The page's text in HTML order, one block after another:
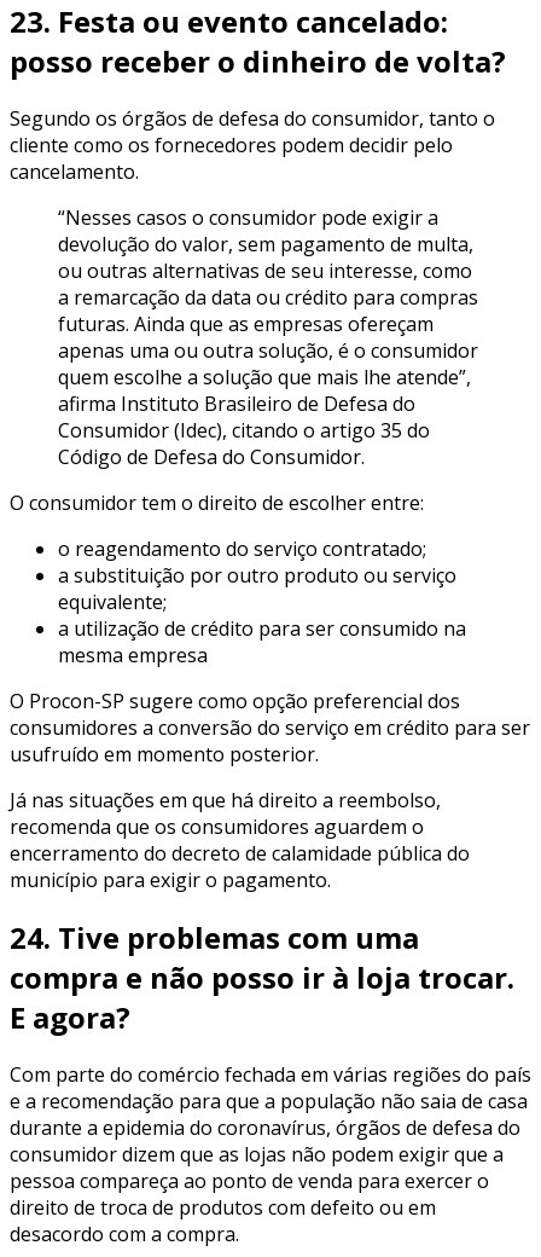
23. Festa ou evento cancelado:
posso receber o dinheiro de volta?
Segundo os órgãos de defesa do consumidor, tanto o
cliente como os fornecedores podem decidir pelo
cancelamento.
“Nesses casos o consumidor pode exigir a
devolução do valor, sem pagamento de multa,
ou outras alternativas de seu interesse, como
a remarcação da data ou crédito para compras
futuras. Ainda que as empresas ofereçam
apenas uma ou outra solução, é o consumidor
quem escolhe a solução que mais lhe atende”,
afirma Instituto Brasileiro de Defesa do
Consumidor (Idec), citando o artigo 35 do
Código de Defesa do Consumidor.
O consumidor tem o direito de escolher entre:
o reagendamento do serviço contratado;
a substituição por outro produto ou serviço
equivalente;
a utilização de crédito para ser consumido na
mesma empresa
O Procon-SP sugere como opção preferencial dos
consumidores a conversão do serviço em crédito para ser
usufruído em momento posterior.
Já nas situações em que há direito a reembolso,
recomenda que os consumidores aguardem o
encerramento do decreto de calamidade pública do
município para exigir o pagamento.
24. Tive problemas com uma
compra e não posso ir à loja trocar.
E agora?
Com parte do comércio fechada em várias regiões do país
e a recomendação para que a população não saia de casa
durante a epidemia do coronavírus, órgãos de defesa do
consumidor dizem que as lojas não podem exigir que a
pessoa compareça ao ponto de venda para exercer o
direito de troca de produtos com defeito ou em
desacordo com a compra.